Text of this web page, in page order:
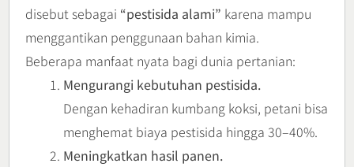
disebut sebagai “pestisida alami” karena mampu
menggantikan penggunaan bahan kimia.
Beberapa manfaat nyata bagi dunia pertanian:
Mengurangi kebutuhan pestisida.
Dengan kehadiran kumbang koksi, petani bisa
menghemat biaya pestisida hingga 30–40%.
Meningkatkan hasil panen.